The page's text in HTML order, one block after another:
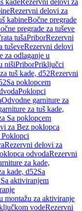
kadeRezervni delovi za
Rezervni delovi za
kabineBočne pregrade
pregrade za tuševe
tušaPriborRezervni
tuševeRezervni delovi
za odlaganje u
nišiPriborPriključci
tuš kade, d52Rezervni
Sa poklopcem
Poklopci
Odvodne garniture za
za tuš kade,
Sa poklopcem
za Bez poklopca
Rezervni delovi za
odvodaRezervni
za kade,
kade, d52Sa
aktiviranjem
montažu za aktiviranje
vodeRezervni